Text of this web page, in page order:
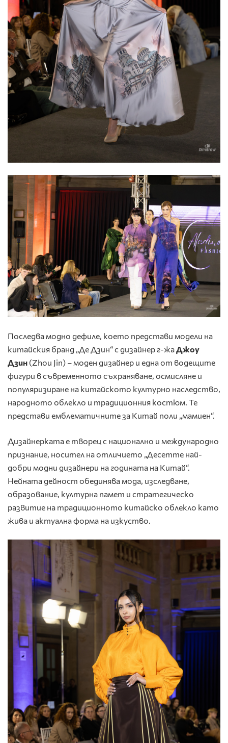
Последва модно дефиле, което представи модели на
китайския бранд „Де Дзин“ с дизайнер г-жа Джоу
Дзин (Zhou Jin) – моден дизайнер и една от водещите
фигури в съвременното съхраняване, осмисляне и
популяризиране на китайското културно наследство,
народното облекло и традиционния костюм. Те
представи емблематичните за Китай поли „мамиен“.
Дизайнерката е творец с национално и международно
признание, носител на отличието „Десетте най-
добри модни дизайнери на годината на Китай“.
Нейната дейност обединява мода, изследване,
образование, културна памет и стратегическо
развитие на традиционното китайско облекло като
жива и актуална форма на изкуство.